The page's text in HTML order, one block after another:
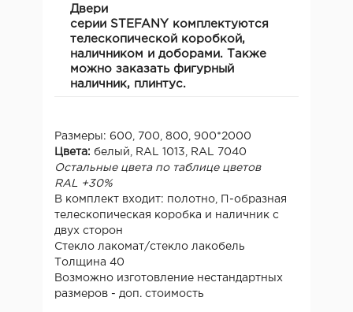
Двери
серии STEFANY комплектуются
телескопической коробкой,
наличником и доборами. Также
можно заказать фигурный
наличник, плинтус.
Размеры: 600, 700, 800, 900*2000
Цвета: белый, RAL 1013, RAL 7040
Остальные цвета по таблице цветов
RAL +30%
В комплект входит: полотно, П-образная
телескопическая коробка и наличник с
двух сторон
Стекло лакомат/стекло лакобель
Толщина 40
Возможно изготовление нестандартных
размеров - доп. стоимость